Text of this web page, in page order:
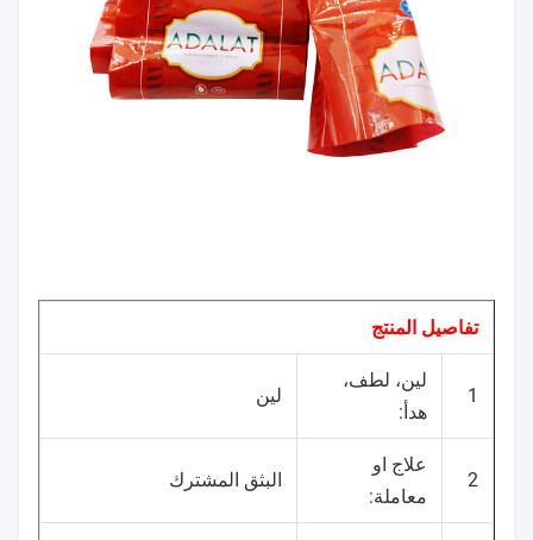
تفاصيل المنتج
1
لين، لطف،
هدأ:
لين
2
علاج او
معاملة:
البثق المشترك